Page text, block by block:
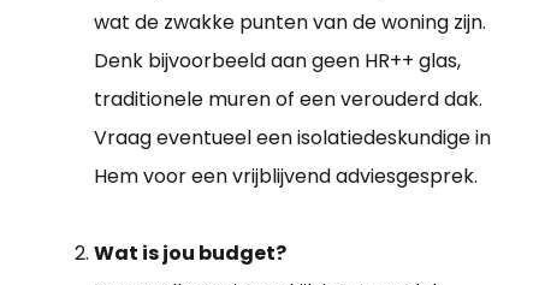
wat de zwakke punten van de woning zijn.
Denk bijvoorbeeld aan geen HR++ glas,
traditionele muren of een verouderd dak.
Vraag eventueel een isolatiedeskundige in
Hem voor een vrijblijvend adviesgesprek.
Wat is jou budget?